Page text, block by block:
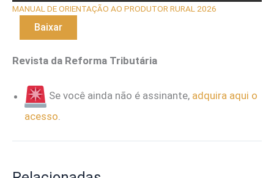
MANUAL DE ORIENTAÇÃO AO PRODUTOR RURAL 2026
Baixar
Revista da Reforma Tributária
Se você ainda não é assinante, adquira aqui o
acesso.